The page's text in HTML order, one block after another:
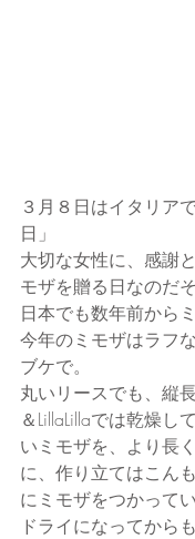
３月８日はイタリア
日」
大切な女性に、感謝
モザを贈る日なのだそ
日本でも数年前から
今年のミモザはラフ
ブケで。
丸いリースでも、縦
＆LillaLillaでは乾燥し
いミモザを、より長
に、作り立てはこん
にミモザをつかってい
ドライになってから